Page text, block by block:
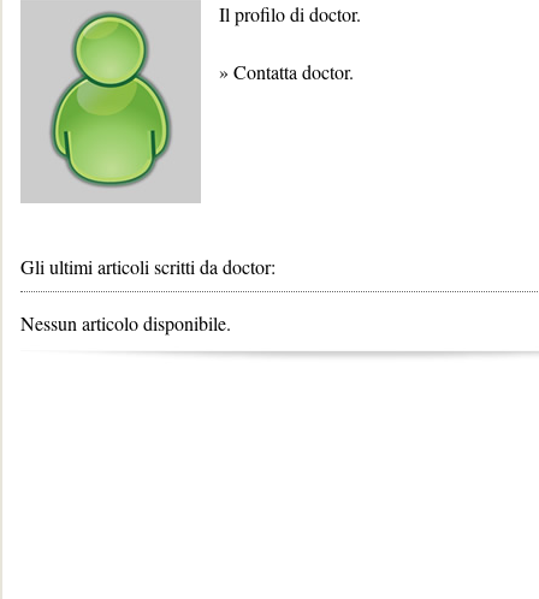
Il profilo di doctor.
» Contatta doctor.
Gli ultimi articoli scritti da doctor:
Nessun articolo disponibile.